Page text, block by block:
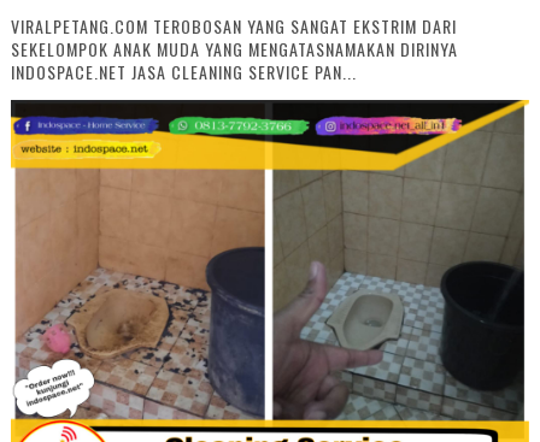
VIRALPETANG.COM TEROBOSAN YANG SANGAT EKSTRIM DARI
SEKELOMPOK ANAK MUDA YANG MENGATASNAMAKAN DIRINYA
INDOSPACE.NET JASA CLEANING SERVICE PAN...